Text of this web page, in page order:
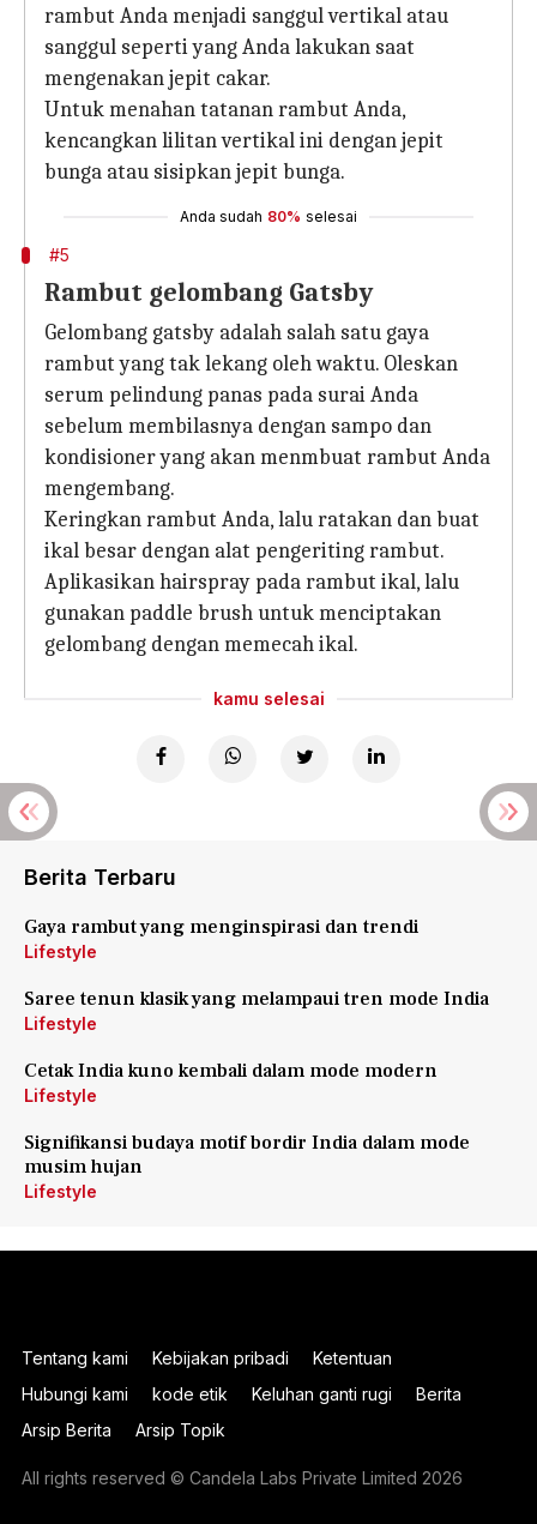
rambut Anda menjadi sanggul vertikal atau
sanggul seperti yang Anda lakukan saat
mengenakan jepit cakar.
Untuk menahan tatanan rambut Anda,
kencangkan lilitan vertikal ini dengan jepit
bunga atau sisipkan jepit bunga.
Anda sudah 80% selesai
#5
Rambut gelombang Gatsby
Gelombang gatsby adalah salah satu gaya
rambut yang tak lekang oleh waktu. Oleskan
serum pelindung panas pada surai Anda
sebelum membilasnya dengan sampo dan
kondisioner yang akan menmbuat rambut Anda
mengembang.
Keringkan rambut Anda, lalu ratakan dan buat
ikal besar dengan alat pengeriting rambut.
Aplikasikan hairspray pada rambut ikal, lalu
gunakan paddle brush untuk menciptakan
gelombang dengan memecah ikal.
kamu selesai
Berita Terbaru
Gaya rambut yang menginspirasi dan trendi
Lifestyle
Saree tenun klasik yang melampaui tren mode India
Lifestyle
Cetak India kuno kembali dalam mode modern
Lifestyle
Signifikansi budaya motif bordir India dalam mode
musim hujan
Lifestyle
Tentang kami Kebijakan pribadi
Ketentuan
Hubungi kami
kode etik Keluhan ganti rugi
Berita
Arsip Berita
Arsip Topik
All rights reserved © Candela Labs Private Limited 2026